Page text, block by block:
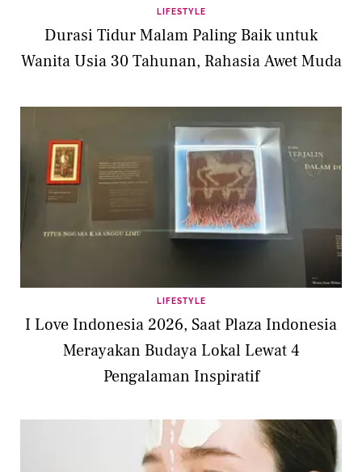
LIFESTYLE
Durasi Tidur Malam Paling Baik untuk
Wanita Usia 30 Tahunan, Rahasia Awet Muda
LIFESTYLE
I Love Indonesia 2026, Saat Plaza Indonesia
Merayakan Budaya Lokal Lewat 4
Pengalaman Inspiratif